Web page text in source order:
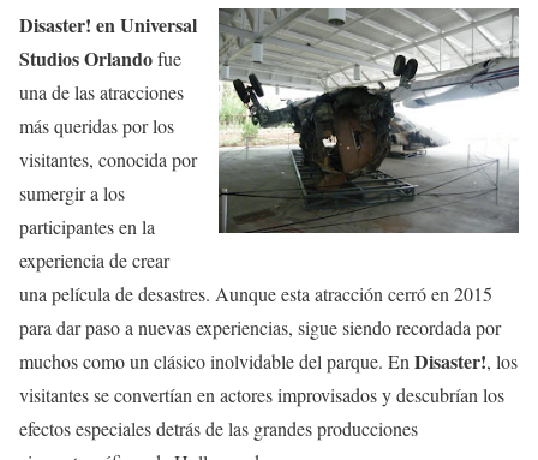
Disaster! en Universal
Studios Orlandofue
una de las atracciones
más queridas por los
visitantes, conocida por
sumergir a los
participantes en la
experiencia de crear
una película de desastres. Aunque esta atracción cerró en 2015
para dar paso a nuevas experiencias, sigue siendo recordada por
muchos como un clásico inolvidable del parque. En Disaster!, los
visitantes se convertían en actores improvisados y descubrían los
efectos especiales detrás de las grandes producciones